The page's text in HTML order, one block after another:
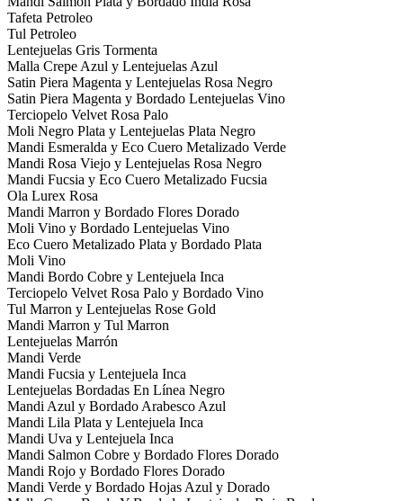
Tafeta Petroleo
Tul Petroleo
Lentejuelas Gris Tormenta
Malla Crepe Azul y Lentejuelas Azul
Satin Piera Magenta y Lentejuelas Rosa Negro
Satin Piera Magenta y Bordado Lentejuelas Vino
Terciopelo Velvet Rosa Palo
Moli Negro Plata y Lentejuelas Plata Negro
Mandi Esmeralda y Eco Cuero Metalizado Verde
Mandi Rosa Viejo y Lentejuelas Rosa Negro
Mandi Fucsia y Eco Cuero Metalizado Fucsia
Ola Lurex Rosa
Mandi Marron y Bordado Flores Dorado
Moli Vino y Bordado Lentejuelas Vino
Eco Cuero Metalizado Plata y Bordado Plata
Moli Vino
Mandi Bordo Cobre y Lentejuela Inca
Terciopelo Velvet Rosa Palo y Bordado Vino
Tul Marron y Lentejuelas Rose Gold
Mandi Marron y Tul Marron
Lentejuelas Marrón
Mandi Verde
Mandi Fucsia y Lentejuela Inca
Lentejuelas Bordadas En Línea Negro
Mandi Azul y Bordado Arabesco Azul
Mandi Lila Plata y Lentejuela Inca
Mandi Uva y Lentejuela Inca
Mandi Salmon Cobre y Bordado Flores Dorado
Mandi Rojo y Bordado Flores Dorado
Mandi Verde y Bordado Hojas Azul y Dorado